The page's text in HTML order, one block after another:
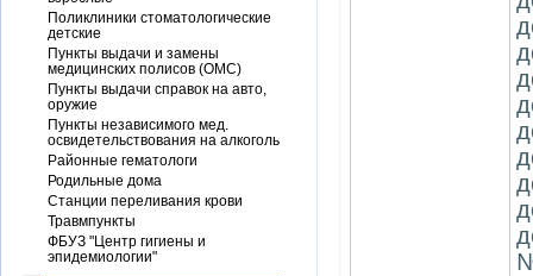
Поликлиники стоматологические
детские
Пункты выдачи и замены
медицинских полисов (ОМС)
Пункты выдачи справок на авто,
оружие
Пункты независимого мед.
освидетельствования на алкоголь
Районные гематологи
Родильные дома
Станции переливания крови
Травмпункты
ФБУЗ "Центр гигиены и
эпидемиологии"